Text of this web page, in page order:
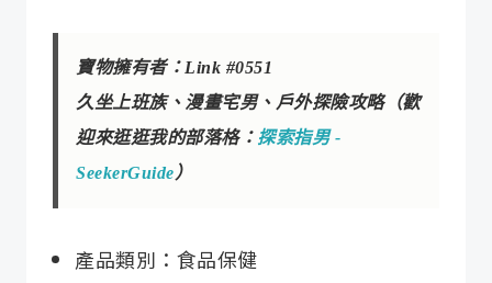
寶物擁有者：Link #0551
久坐上班族、漫畫宅男、戶外探險攻略（歡
迎來逛逛我的部落格： 探索指男 -
SeekerGuide）
產品類別：食品保健